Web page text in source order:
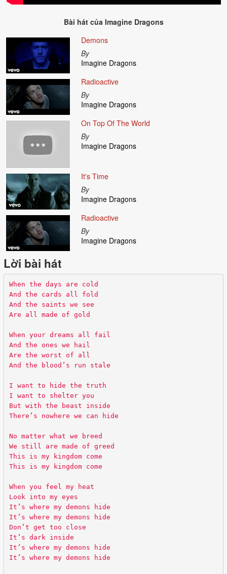
Bài hát của Imagine Dragons
Demons
By
Imagine Dragons
Radioactive
By
Imagine Dragons
On Top Of The World
By
Imagine Dragons
It's Time
By
Imagine Dragons
Radioactive
By
Imagine Dragons
Lời bài hát
When the days are cold
And the cards all fold
And the saints we see
Are all made of gold
When your dreams all fail
And the ones we hail
Are the worst of all
And the blood’s run stale
I want to hide the truth
I want to shelter you
But with the beast inside
There’s nowhere we can hide
No matter what we breed
We still are made of greed
This is my kingdom come
This is my kingdom come
When you feel my heat
Look into my eyes
It’s where my demons hide
It’s where my demons hide
Don’t get too close
It’s dark inside
It’s where my demons hide
It’s where my demons hide